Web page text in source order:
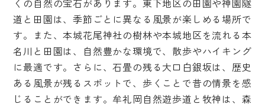
くの自然の宝石があります。東下地区の田園や神園隧
道と田園は、季節ごとに異なる風景が楽しめる場所で
す。また、本城花尾神社の樹林や本城地区を流れる本
名川と田園は、自然豊かな環境で、散歩やハイキング
に最適です。さらに、石畳の残る大口白銀坂は、歴史
ある風景が残るスポットで、歩くことで昔の情景を感
じることができます。牟礼岡自然遊歩道と牧神は、森